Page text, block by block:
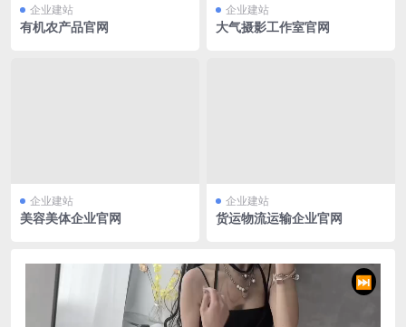
企业建站
有机农产品官网
企业建站
大气摄影工作室官网
企业建站
美容美体企业官网
企业建站
货运物流运输企业官网
⏭️